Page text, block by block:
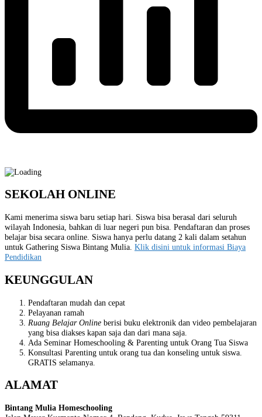
SEKOLAH ONLINE
Kami menerima siswa baru setiap hari. Siswa bisa berasal dari seluruh
wilayah Indonesia, bahkan di luar negeri pun bisa. Pendaftaran dan proses
belajar bisa secara online. Siswa hanya perlu datang 2 kali dalam setahun
untuk Gathering Siswa Bintang Mulia. Klik disini untuk informasi Biaya
Pendidikan
KEUNGGULAN
Pendaftaran mudah dan cepat
Pelayanan ramah
Ruang Belajar Online berisi buku elektronik dan video pembelajaran
yang bisa diakses kapan saja dan dari mana saja.
Ada Seminar Homeschooling & Parenting untuk Orang Tua Siswa
Konsultasi Parenting untuk orang tua dan konseling untuk siswa.
GRATIS selamanya.
ALAMAT
Bintang Mulia Homeschooling